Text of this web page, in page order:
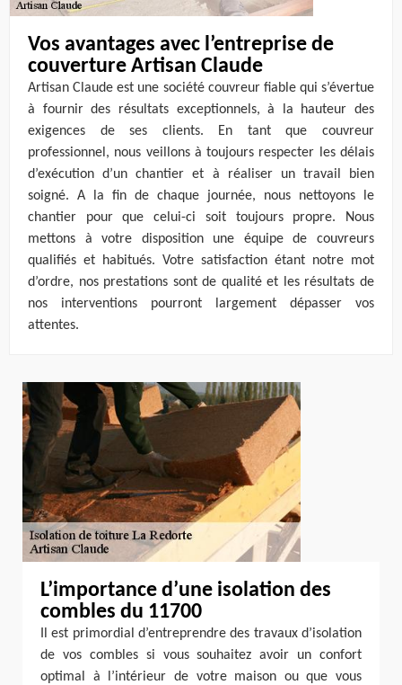
Vos avantages avec l’entreprise de
couverture Artisan Claude
Artisan Claude est une société couvreur fiable qui s’évertue
à fournir des résultats exceptionnels, à la hauteur des
exigences de ses clients. En tant que couvreur
professionnel, nous veillons à toujours respecter les délais
d’exécution d’un chantier et à réaliser un travail bien
soigné. A la fin de chaque journée, nous nettoyons le
chantier pour que celui-ci soit toujours propre. Nous
mettons à votre disposition une équipe de couvreurs
qualifiés et habitués. Votre satisfaction étant notre mot
d’ordre, nos prestations sont de qualité et les résultats de
nos interventions pourront largement dépasser vos
attentes.
L’importance d’une isolation des
combles du 11700
Il est primordial d’entreprendre des travaux d’isolation
de vos combles si vous souhaitez avoir un confort
optimal à l’intérieur de votre maison ou que vous